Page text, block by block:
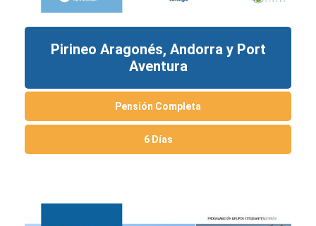
Pirineo Aragonés, Andorra y Port
Aventura
Pensión Completa
6 Días